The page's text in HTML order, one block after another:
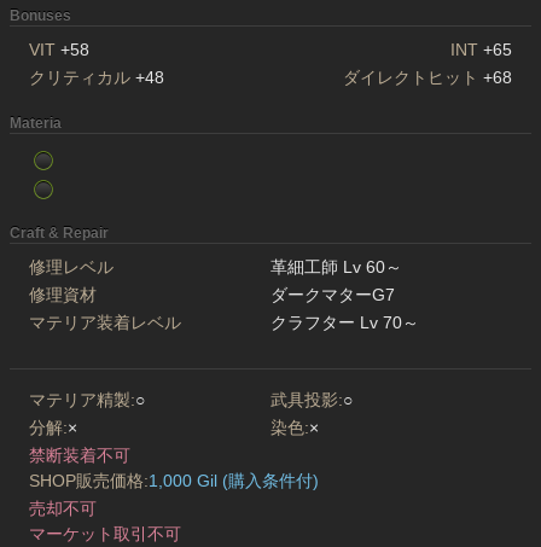
Bonuses
VIT +58 INT +65
クリティカル +48 ダイレクトヒット +68
Materia
Craft & Repair
修理レベル
革細工師 Lv 60～
修理資材
ダークマターG7
マテリア装着レベル
クラフター Lv 70～
マテリア精製:○ 武具投影:○
分解:× 染色:×
禁断装着不可
SHOP販売価格:1,000 Gil (購入条件付)
売却不可
マーケット取引不可